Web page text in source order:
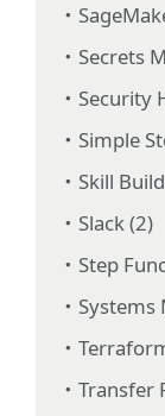
Secrets
Security
Simple
Skill
Slack (2)
Step
Systems
Transfer